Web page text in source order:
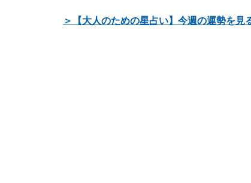
＞【大人のための星占い】今週の運勢を見